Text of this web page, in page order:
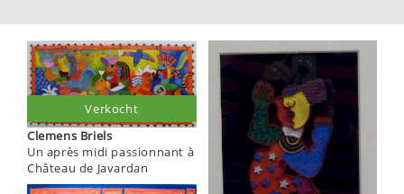
Clemens Briels
Un après midi passionnant à
Château de Javardan
Verkocht